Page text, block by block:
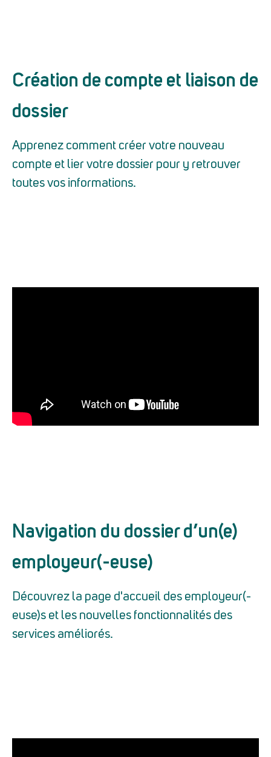
Création de compte et liaison de
dossier
Apprenez comment créer votre nouveau
compte et lier votre dossier pour y retrouver
toutes vos informations.
Navigation du dossier d’un(e)
employeur(-euse)
Découvrez la page d'accueil des employeur(-
euse)s et les nouvelles fonctionnalités des
services améliorés.